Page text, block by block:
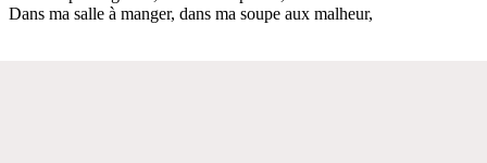
Dans ma salle à manger, dans ma soupe aux malheur,